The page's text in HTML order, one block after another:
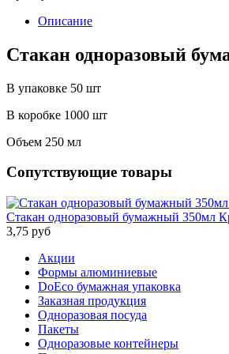
Описание
Стакан одноразовый
В упаковке 50 шт
В коробке 1000 шт
Объем 250 мл
Сопутствующие товары
Стакан одноразовый бумажный 350мл
3,75 руб
Акции
Формы алюминиевые
DoEco бумажная упаковка
Заказная продукция
Одноразовая посуда
Пакеты
Одноразовые контейнеры